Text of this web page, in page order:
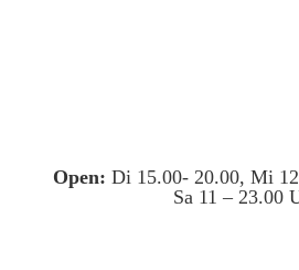
Open: Di 15.00- 20.00, Mi
Sa 11 – 23.00